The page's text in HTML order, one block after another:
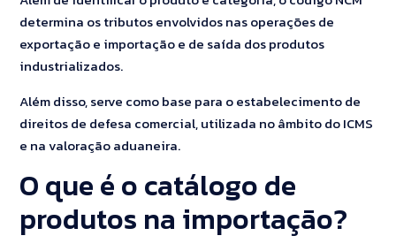
determina os tributos envolvidos nas operações de
exportação e importação e de saída dos produtos
industrializados.
Além disso, serve como base para o estabelecimento de
direitos de defesa comercial, utilizada no âmbito do ICMS
e na valoração aduaneira.
O que é o catálogo de
produtos na importação?